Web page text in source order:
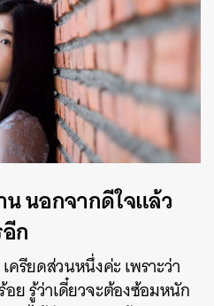
นอกจากดีใจแล้ว
ก
รียดส่วนหนึ่งค่ะ เพราะว่า
ย รู้ว่าเดี๋ยวจะต้องซ้อมหนัก